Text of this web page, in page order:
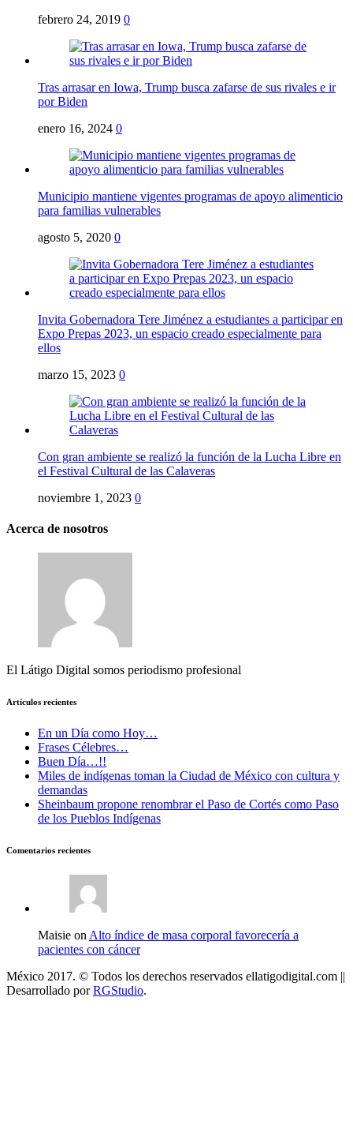
febrero 24, 2019 0
Tras arrasar en Iowa, Trump busca zafarse de sus rivales e ir
por Biden
enero 16, 2024 0
Municipio mantiene vigentes programas de apoyo alimenticio
para familias vulnerables
agosto 5, 2020 0
Invita Gobernadora Tere Jiménez a estudiantes a participar en
Expo Prepas 2023, un espacio creado especialmente para
ellos
marzo 15, 2023 0
Con gran ambiente se realizó la función de la Lucha Libre en
el Festival Cultural de las Calaveras
noviembre 1, 2023 0
Acerca de nosotros
El Látigo Digital somos periodismo profesional
Artículos recientes
En un Día como Hoy…
Frases Célebres…
Buen Día…!!
Miles de indígenas toman la Ciudad de México con cultura y
demandas
Sheinbaum propone renombrar el Paso de Cortés como Paso
de los Pueblos Indígenas
Comentarios recientes
Maisie on Alto índice de masa corporal favorecería a
pacientes con cáncer
México 2017. © Todos los derechos reservados ellatigodigital.com ||
Desarrollado porRGStudio.